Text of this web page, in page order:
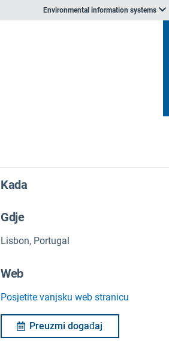
Environmental information systems
Kada
Gdje
Lisbon, Portugal
Web
Posjetite vanjsku web stranicu
Preuzmi događaj